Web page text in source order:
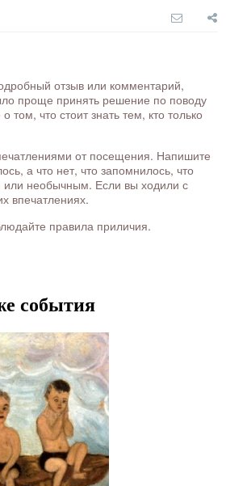
отзыв или комментарий,
проще принять решение по поводу
том, что стоит знать тем, кто только
от посещения. Напишите
а что нет, что запомнилось, что
или необычным. Если вы ходили с
впечатлениях.
правила приличия.
события